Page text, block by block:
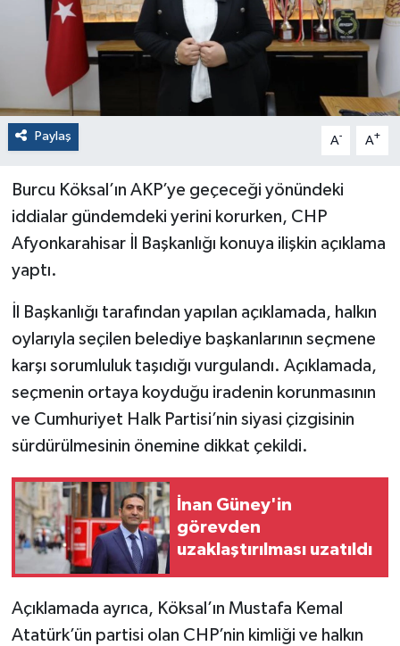
Paylaş A- A+
Burcu Köksal’ın AKP’ye geçeceği yönündeki
iddialar gündemdeki yerini korurken, CHP
Afyonkarahisar İl Başkanlığı konuya ilişkin açıklama
yaptı.
İl Başkanlığı tarafından yapılan açıklamada, halkın
oylarıyla seçilen belediye başkanlarının seçmene
karşı sorumluluk taşıdığı vurgulandı. Açıklamada,
seçmenin ortaya koyduğu iradenin korunmasının
ve Cumhuriyet Halk Partisi’nin siyasi çizgisinin
sürdürülmesinin önemine dikkat çekildi.
İnan Güney'in
görevden
uzaklaştırılması uzatıldı
Açıklamada ayrıca, Köksal’ın Mustafa Kemal
Atatürk’ün partisi olan CHP’nin kimliği ve halkın